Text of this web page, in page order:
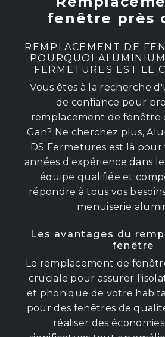
fenêtre près
REMPLACEMENT DE
POURQUOI
FERMETURES EST LE
Vous êtes à la recherche
de confiance pour
remplacement de fenêtre
Gan? Ne cherchez plus,
DS Fermetures est là pour
années d'expérience dans
équipe qualifiée et
répondre à tous vos
menuiserie
Les avantages du
fenêtre
Le remplacement de
cruciale pour assurer
et phonique de votre
pour des fenêtres de
réaliser des